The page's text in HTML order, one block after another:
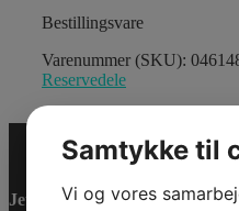
Bestillingsvare
Varenummer (SKU):
Reservedele
Jet-Trade Powersport
Samtykke til
Vi og vores